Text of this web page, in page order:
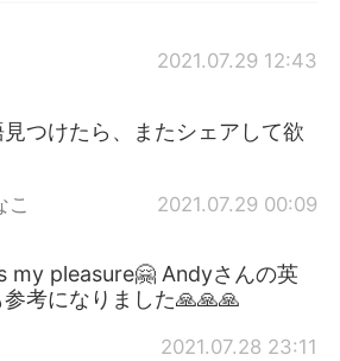
2021.07.29 12:43
つけたら、またシェアして欲
こ 2021.07.29 00:09
my pleasure🤗 Andyさんの英
考になりました🙏🙏🙏
2021.07.28 23:11